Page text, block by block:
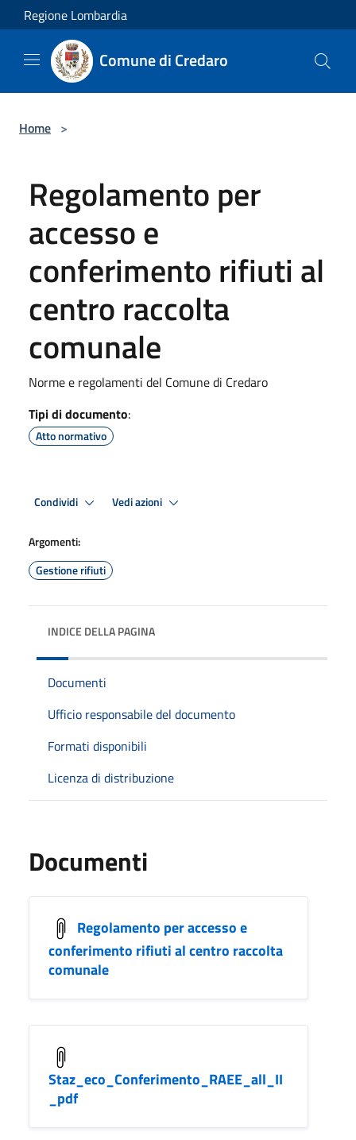
Salta al contenuto principale
Regione Lombardia
Comune di Credaro
Home >
Regolamento per
accesso e
conferimento rifiuti al
centro raccolta
comunale
Norme e regolamenti del Comune di Credaro
Tipi di documento:
Atto normativo
Condividi Vedi azioni
Argomenti:
Gestione rifiuti
INDICE DELLA PAGINA
Documenti
Ufficio responsabile del documento
Formati disponibili
Licenza di distribuzione
Documenti
Regolamento per accesso e
conferimento rifiuti al centro raccolta
comunale
Staz_eco_Conferimento_RAEE_all_II
_pdf